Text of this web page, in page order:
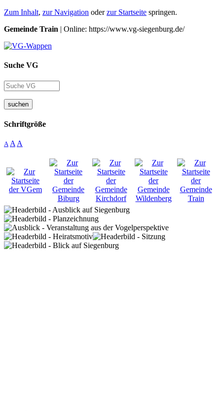
Zum Inhalt, zur Navigation oderzur Startseite springen.
Gemeinde Train | Online: https://www.vg-siegenburg.de/
Suche VG
suchen
Schriftgröße
A A A